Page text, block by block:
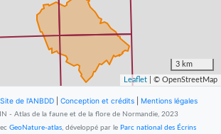
observations
Dernière observation en
2025
Goéland brun
Larus fuscus Linnaeus, 1758
observations
Vulcain (Le)
3 km
Leaflet | © OpenStreetMap
Site de l'ANBDD Conception et crédits Mentions légales
- Atlas de la faune et de la flore de Normandie, 2023
GeoNature-atlas, développé par le Parc national des Écrins